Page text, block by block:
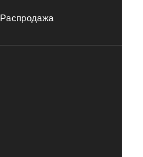
Распродажа